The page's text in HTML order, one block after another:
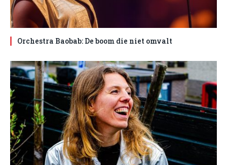
Orchestra Baobab: De boom die niet omvalt